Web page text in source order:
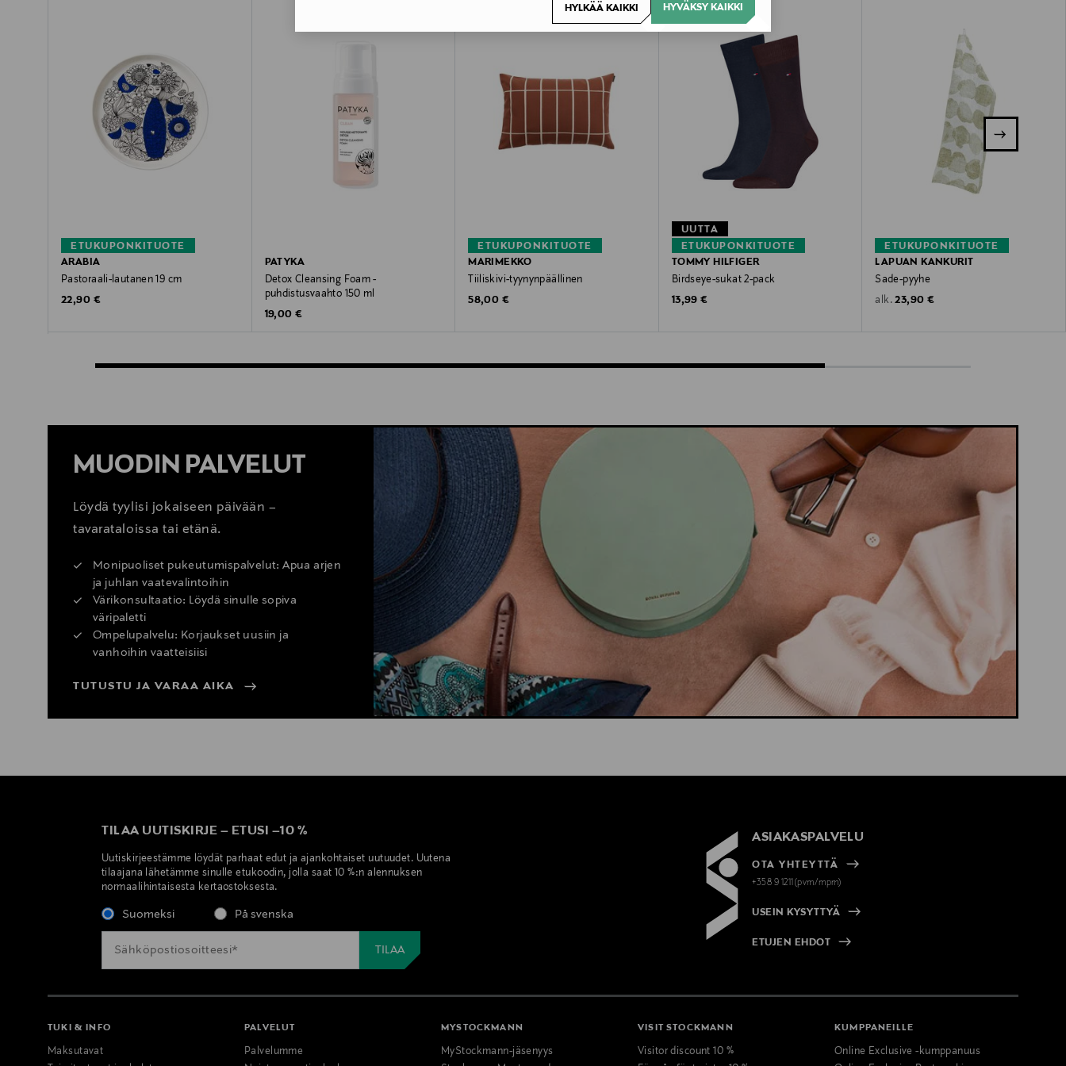
HYLKÄÄ KAIKKI HYVÄKSY KAIKKI
ETUKUPONKITUOTE
ARABIA
Pastoraali-lautanen 19 cm
Original Price
22,90 €
PATYKA
Detox Cleansing Foam -
puhdistusvaahto 150 ml
Original Price
19,00 €
ETUKUPONKITUOTE
MARIMEKKO
Tiiliskivi-tyynynpäällinen
Original Price
58,00 €
ETUKUPONKITUOTE
UUTTA
TOMMY HILFIGER
Birdseye-sukat 2-pack
Original Price
13,99 €
ETUKUPONKITUOTE
LAPUAN KANKURIT
Sade-pyyhe
alk. Original Price
23,90 €
MUODIN PALVELUT
Löydä tyylisi jokaiseen päivään –
tavarataloissa tai etänä.
Monipuoliset pukeutumispalvelut: Apua arjen
ja juhlan vaatevalintoihin
Värikonsultaatio: Löydä sinulle sopiva
väripaletti
Ompelupalvelu: Korjaukset uusiin ja
vanhoihin vaatteisiisi
TUTUSTU JA VARAA AIKA
TILAA UUTISKIRJE – ETUSI –10 %
Uutiskirjeestämme löydät parhaat edut ja ajankohtaiset uutuudet. Uutena
tilaajana lähetämme sinulle etukoodin, jolla saat 10 %:n alennuksen
normaalihintaisesta kertaostoksesta.
Suomeksi På svenska
ASIAKASPALVELU
OTA YHTEYTTÄ
+358 9 1211(pvm/mpm)
USEIN KYSYTTYÄ
ETUJEN EHDOT
TUKI & INFO
Maksutavat
PALVELUT
Palvelumme
MYSTOCKMANN
MyStockmann-jäsenyys
VISIT STOCKMANN
Visitor discount 10 %
KUMPPANEILLE
Online Exclusive -kumppanuus